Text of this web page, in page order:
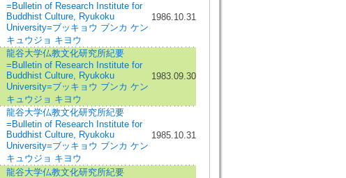
=Bulletin of Research Institute for
Buddhist Culture, Ryukoku
University=ブッキョウ ブンカ ケン
キュウジョ キヨウ
1986.10.31
龍谷大学仏教文化研究所紀要
=Bulletin of Research Institute for
Buddhist Culture, Ryukoku
University=ブッキョウ ブンカ ケン
キュウジョ キヨウ
1983.09.30
龍谷大学仏教文化研究所紀要
=Bulletin of Research Institute for
Buddhist Culture, Ryukoku
University=ブッキョウ ブンカ ケン
キュウジョ キヨウ
1985.10.31
龍谷大学仏教文化研究所紀要